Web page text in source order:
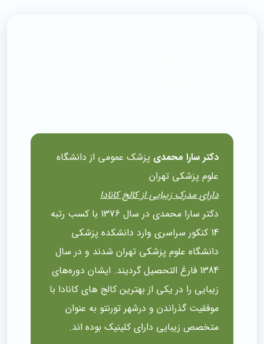
دکتر سارا محمدی پزشک عمومی از دانشگاه
علوم پزشکی تهران
دارای مدرک زیبایی از کالج کانادا
دکتر سارا محمدی در سال 1376 با کسب رتبه
14 کنکور سراسری وارد دانشکده پزشکی
دانشگاه علوم پزشکی تهران شدند و در سال
1384 فارغ التحصیل گردیند. ایشان دوره‌های
زیبایی را در یکی از بهترین کالج های کانادا با
موفقیت گذراندن و درشهر تورنتو به عنوان
متخصص زیبایی دارای کلینیک بوده اند.